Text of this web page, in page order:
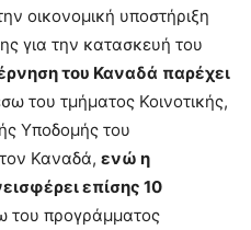
οικονομική υποστήριξη
για την κατασκευή του
του Καναδά παρέχει
του τμήματος Κοινοτικής,
Υποδομής του
Καναδά, ενώ η
επίσης 10
του προγράμματος